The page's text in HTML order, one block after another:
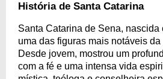
História de Santa Catarina
Santa Catarina de Sena, nascida
uma das figuras mais notáveis
Desde jovem, mostrou um
com a fé e uma intensa vida